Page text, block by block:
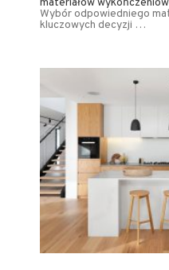
materiałów
Wybór odpowiedniego
kluczowych decyzji …